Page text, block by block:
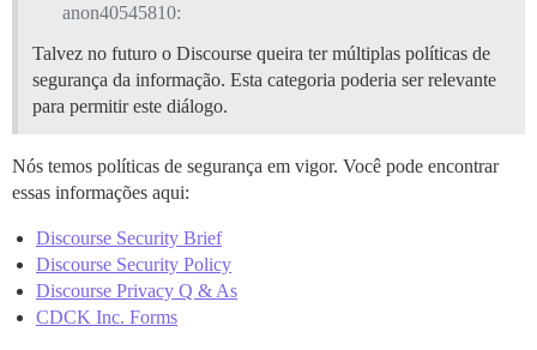
anon40545810:
Talvez no futuro o Discourse queira ter múltiplas políticas de
segurança da informação. Esta categoria poderia ser relevante
para permitir este diálogo.
Nós temos políticas de segurança em vigor. Você pode encontrar
essas informações aqui:
Discourse Security Brief
Discourse Security Policy
Discourse Privacy Q & As
CDCK Inc. Forms